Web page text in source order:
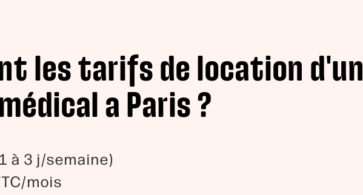
les tarifs de location d'un
a Paris ?
à 3 j/semaine)
mois